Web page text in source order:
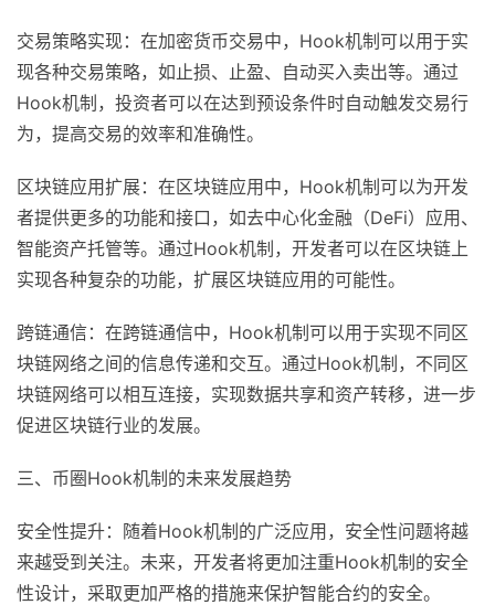
交易策略实现：在加密货币交易中，Hook机制可以用于实
现各种交易策略，如止损、止盈、自动买入卖出等。通过
Hook机制，投资者可以在达到预设条件时自动触发交易行
为，提高交易的效率和准确性。
区块链应用扩展：在区块链应用中，Hook机制可以为开发
者提供更多的功能和接口，如去中心化金融（DeFi）应用、
智能资产托管等。通过Hook机制，开发者可以在区块链上
实现各种复杂的功能，扩展区块链应用的可能性。
跨链通信：在跨链通信中，Hook机制可以用于实现不同区
块链网络之间的信息传递和交互。通过Hook机制，不同区
块链网络可以相互连接，实现数据共享和资产转移，进一步
促进区块链行业的发展。
三、币圈Hook机制的未来发展趋势
安全性提升：随着Hook机制的广泛应用，安全性问题将越
来越受到关注。未来，开发者将更加注重Hook机制的安全
性设计，采取更加严格的措施来保护智能合约的安全。